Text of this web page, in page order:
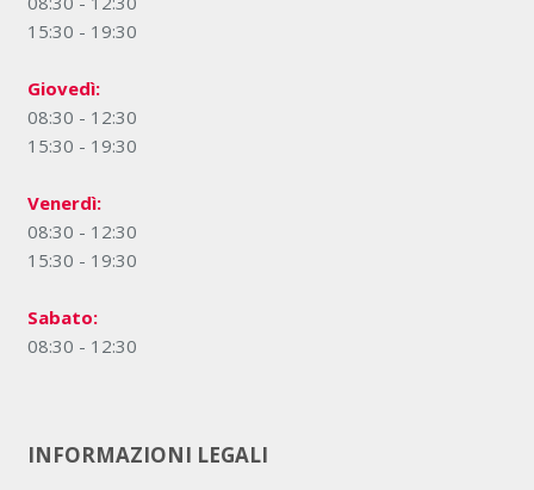
15:30 - 19:30
Giovedì:
08:30 - 12:30
15:30 - 19:30
Venerdì:
08:30 - 12:30
15:30 - 19:30
Sabato:
08:30 - 12:30
INFORMAZIONI LEGALI